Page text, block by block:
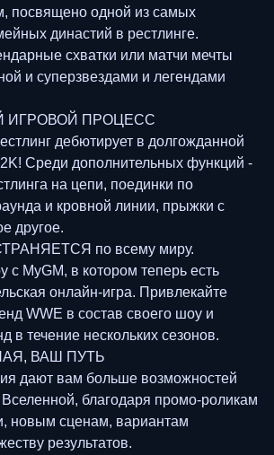
посвящено одной из самых
династий в рестлинге.
схватки или матчи мечты
и суперзвездами и легендами
ИГРОВОЙ ПРОЦЕСС
дебютирует в долгожданной
Среди дополнительных функций -
на цепи, поединки по
и кровной линии, прыжки с
другое.
по всему миру.
с MyGM, в котором теперь есть
онлайн-игра. Привлекайте
WWE в состав своего шоу и
в течение нескольких сезонов.
ВАШ ПУТЬ
дают вам больше возможностей
благодаря промо-роликам
новым сценам, вариантам
результатов.